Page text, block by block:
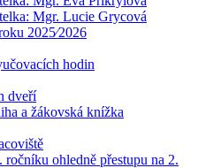
Mgr. Lucie Grycová
2025⁄2026
hodin
dveří
a žákovská knížka
ohledně přestupu na 2.